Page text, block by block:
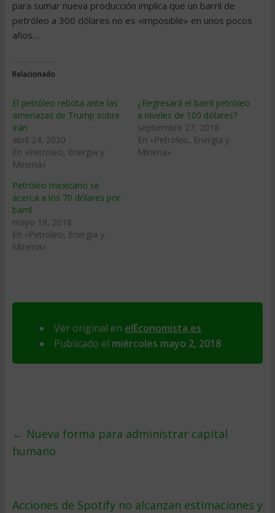
para sumar nueva producción implica que un barril de
petróleo a 300 dólares no es «imposible» en unos pocos
años…
Relacionado
El petróleo rebota ante las
amenazas de Trump sobre
Irán
abril 24, 2020
En «Petroleo, Energia y
Mineria»
¿Regresará el barril petróleo
a niveles de 100 dólares?
septiembre 27, 2018
En «Petroleo, Energia y
Mineria»
Petróleo mexicano se
acerca a los 70 dólares por
barril
mayo 18, 2018
En «Petroleo, Energia y
Mineria»
Ver original en elEconomista.es
Publicado el miércoles mayo 2, 2018
← Nueva forma para administrar capital
humano
Acciones de Spotify no alcanzan estimaciones y